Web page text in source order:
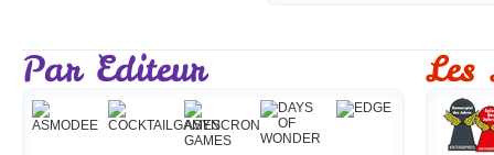
Les
Par Editeur